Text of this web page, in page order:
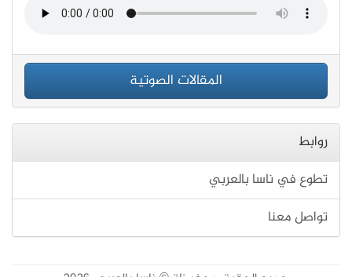
المقالات الصوتية
روابط
تطوع في ناسا بالعربي
تواصل معنا